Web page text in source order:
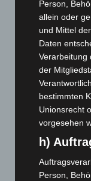
September 2024
August 2024(107)
Juli 2024(89)
Juni 2024(107)
Mai 2024(149)
April 2024(102)
März 2024(103)
Februar 2024
Januar 2024
Dezember 2023
Person,
allein oder
und Mittel
Daten
Verarbeitung
der
bestimmten
Unionsrecht
vorgesehen
h)
Person,